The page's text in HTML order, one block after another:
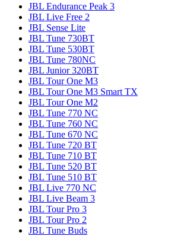
JBL Endurance Peak 3
JBL Live Free 2
JBL Sense Lite
JBL Tune 730BT
JBL Tune 530BT
JBL Tune 780NC
JBL Junior 320BT
JBL Tour One M3
JBL Tour One M3 Smart TX
JBL Tour One M2
JBL Tune 770 NC
JBL Tune 760 NC
JBL Tune 670 NC
JBL Tune 720 BT
JBL Tune 710 BT
JBL Tune 520 BT
JBL Tune 510 BT
JBL Live 770 NC
JBL Live Beam 3
JBL Tour Pro 3
JBL Tour Pro 2
JBL Tune Buds